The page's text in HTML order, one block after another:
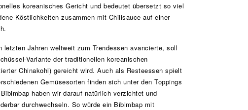
koreanisches Gericht und bedeutet übersetzt so viel
Köstlichkeiten zusammen mit Chilisauce auf einer
Jahren weltweit zum Trendessen avancierte, soll
Variante der traditionellen koreanischen
Chinakohl) gereicht wird. Auch als Resteessen spielt
Gemüsesorten finden sich unter den Toppings
haben wir darauf natürlich verzichtet und
durchwechseln. So würde ein Bibimbap mit